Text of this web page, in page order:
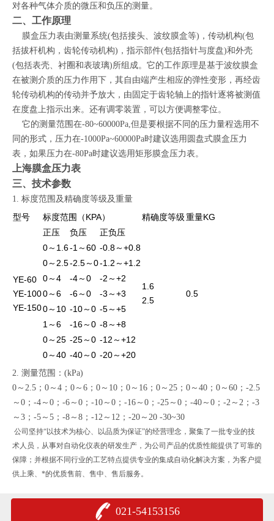
对各种气体介质的微压和负压的测量。
二、工作原理
膜盒压力表由测量系统(包括接头、波纹膜盒等)，传动机构(包
括拔杆机构，齿轮传动机构)，指示部件(包括指针与度盘)和外壳
(包括表壳、衬圈和表玻璃)所组成。它的工作原理是基于波纹膜盒
在被测介质的压力作用下，其自由端产生相应的弹性变形，再经齿
轮传动机构的传动并予放大，由固定于齿轮轴上的指针逐将被测值
在度盘上指示出来。还有调零装置，可以方便调整零位。
它的测量范围在-80~60000Pa,但是要根据不同的压力量程选用不
同的形式，压力在-1000Pa~60000Pa时建议选用圆盘式膜盒压力
表，如果压力在-80Pa时建议选用矩形膜盒压力表。
上海膜盒压力表
三、技术参数
1. 标度范围及精确度等级及重量
型号 标度范围（KPA） 精确度等级重量KG
YE-60
YE-100
YE-150
正压 负压 正负压
1.6
2.5
0.5
0～1.6-1～60 -0.8～+0.8
0～2.5-2.5～0-1.2～+1.2
0～4
-4～0
-2～+2
0～6
-6～0
-3～+3
0～10 -10～0 -5～+5
1～6
-16～0 -8～+8
0～25 -25～0 -12～+12
0～40 -40～0 -20～+20
2. 测量范围：(kPa)
0～2.5；0～4；0～6；0～10；0～16；0～25；0～40；0～60；-2.5
～0；-4～0；-6～0；-10～0；-16～0；-25～0；-40～0；-2～2；-3
～3；-5～5；-8～8；-12～12；-20～20 -30~30
公司坚持“以技术为核心、以品质为保证”的经营理念，聚集了一批专业的技
术人员，从事对自动化仪表的研发生产，为公司产品的优质性能提供了可靠的
保障；并根据不同行业的工艺特点提供专业的集成自动化解决方案，为客户提
供上乘、*的优质售前、售中、售后服务。
021-54153156